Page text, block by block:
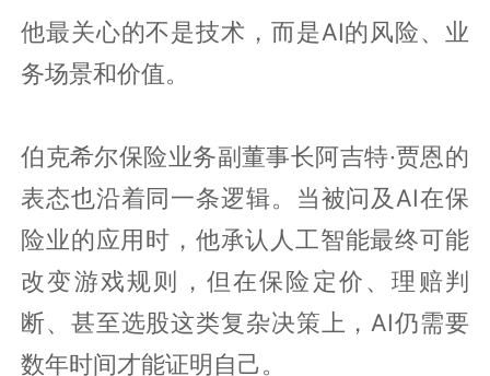
他最关心的不是技术，而是AI的风险、业
务场景和价值。
伯克希尔保险业务副董事长阿吉特·贾恩的
表态也沿着同一条逻辑。当被问及AI在保
险业的应用时，他承认人工智能最终可能
改变游戏规则，但在保险定价、理赔判
断、甚至选股这类复杂决策上，AI仍需要
数年时间才能证明自己。